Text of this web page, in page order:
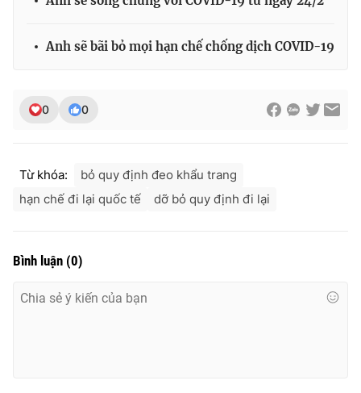
Anh sẽ bãi bỏ mọi hạn chế chống dịch COVID-19
0 0
Từ khóa:
bỏ quy định đeo khẩu trang
hạn chế đi lại quốc tế
dỡ bỏ quy định đi lại
Bình luận (0)